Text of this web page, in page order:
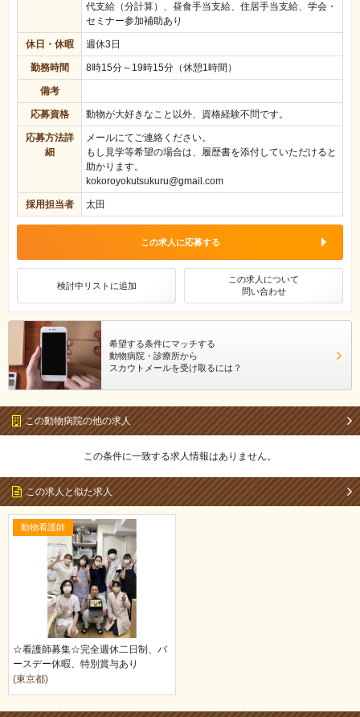
代支給（分計算）、昼食手当支給、住居手当支給、学会・
セミナー参加補助あり
休日・休暇 週休3日
勤務時間 8時15分～19時15分（休憩1時間）
備考
応募資格 動物が大好きなこと以外、資格経験不問です。
応募方法詳
細
メールにてご連絡ください。
もし見学等希望の場合は、履歴書を添付していただけると
助かります。
kokoroyokutsukuru@gmail.com
採用担当者 太田
この求人に応募する
検討中リストに追加
この求人について
問い合わせ
希望する条件にマッチする
動物病院・診療所から
スカウトメールを受け取るには？
この動物病院の他の求人
この条件に一致する求人情報はありません。
この求人と似た求人
動物看護師
☆看護師募集☆完全週休二日制、バ
ースデー休暇、特別賞与あり
(東京都)